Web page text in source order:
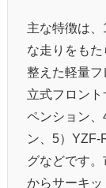
主な特徴は
な走りをも
整えた軽量フ
立式フロン
ペンション、
ン、5）YZF-
グなどです
からサーキ